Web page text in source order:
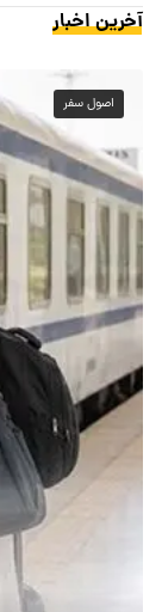
آخرین اخبار
اصول سفر